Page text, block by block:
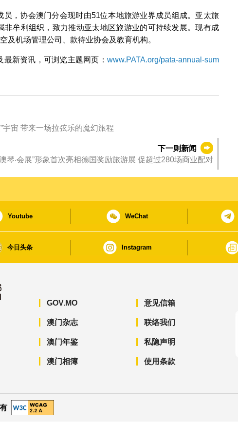
，协会澳门分会现时由51位本地旅游业界成员组成。亚太旅
牟利组织，致力推动亚太地区旅游业的可持续发展。现有成
及机场管理公司、款待业协会及教育机构。
新资讯，可浏览主题网页： www.PATA.org/pata-annual-sum
宇宙 带来一场拉弦乐的魔幻旅程
下一则新闻
琴‧会展”形象首次亮相德国奖励旅游展 促超过280场商业配对
Youtube WeChat
今日头条 Instagram
GOV.MO
澳门杂志
澳门年鉴
澳门相簿
意见信箱
联络我们
私隐声明
使用条款